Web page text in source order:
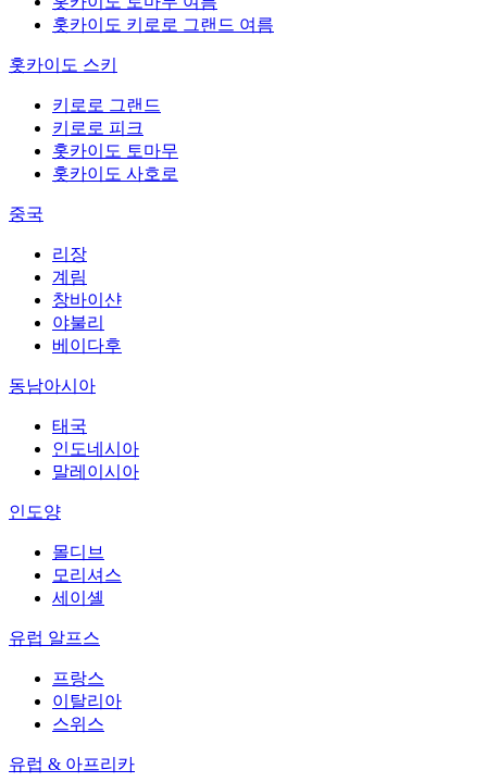
홋카이도 키로로 그랜드 여름
홋카이도 스키
키로로 그랜드
키로로 피크
홋카이도 토마무
홋카이도 사호로
중국
리장
계림
창바이샨
야불리
베이다후
동남아시아
태국
인도네시아
말레이시아
인도양
몰디브
모리셔스
세이셸
유럽 알프스
프랑스
이탈리아
스위스
유럽 & 아프리카